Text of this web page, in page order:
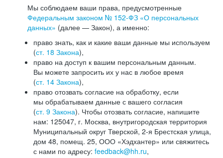
Мы соблюдаем ваши права, предусмотренные
Федеральным законом № 152-ФЗ «О персональных
данных» (далее — Закон), а именно:
право знать, как и какие ваши данные мы используем
(ст. 18 Закона),
право на доступ к вашим персональным данным.
Вы можете запросить их у нас в любое время
(ст. 14 Закона),
право отозвать согласие на обработку, если
мы обрабатываем данные с вашего согласия
(ст. 9 Закона). Чтобы отозвать согласие, напишите
нам: 125047, г. Москва, внутригородская территория
Муниципальный округ Тверской, 2-я Брестская улица,
дом 48, помещ. 25, ООО «Хэдхантер» или свяжитесь
с нами по адресу: feedback@hh.ru,